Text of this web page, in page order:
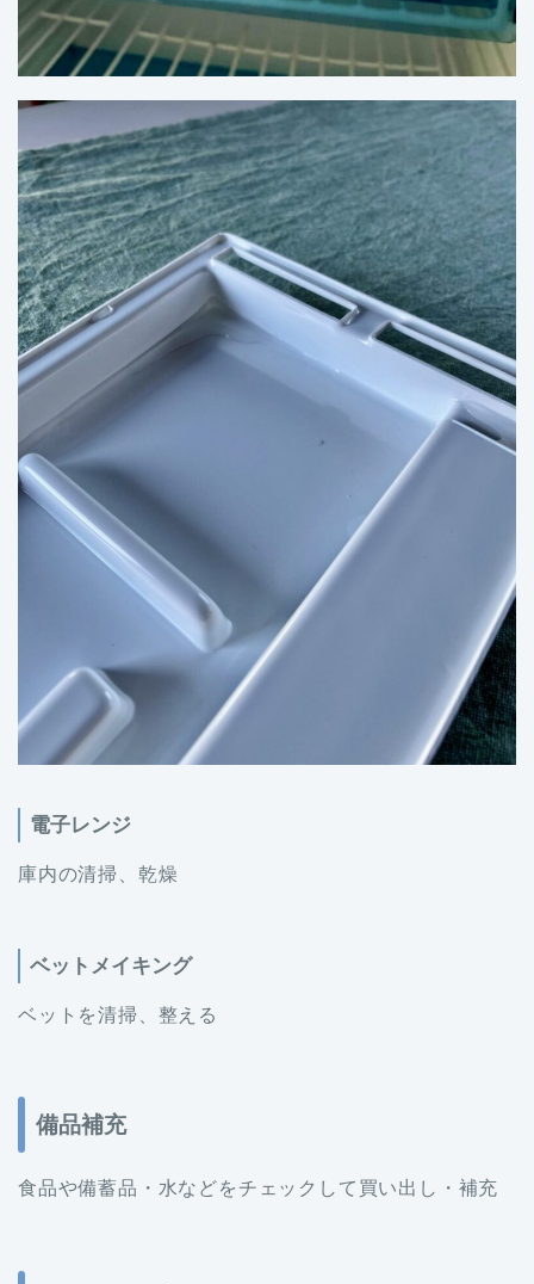
電子レンジ
庫内の清掃、乾燥
ベットメイキング
ベットを清掃、整える
備品補充
食品や備蓄品・水などをチェックして買い出し・補充